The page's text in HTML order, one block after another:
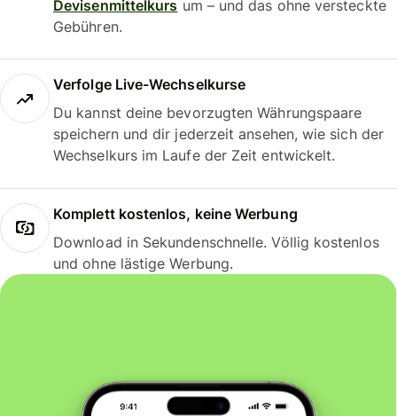
Devisenmittelkurs um – und das ohne versteckte
Gebühren.
Verfolge Live-Wechselkurse
Du kannst deine bevorzugten Währungspaare
speichern und dir jederzeit ansehen, wie sich der
Wechselkurs im Laufe der Zeit entwickelt.
Komplett kostenlos, keine Werbung
Download in Sekundenschnelle. Völlig kostenlos
und ohne lästige Werbung.